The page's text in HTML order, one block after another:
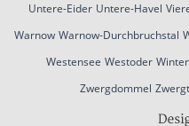
Untere-Eider Untere-Havel
Warnow Warnow-Durchbruchstal
Westensee Westoder
Zwergdommel